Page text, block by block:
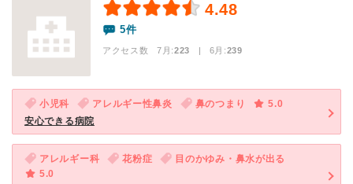
4.48
5件
アクセス数 7月:223 | 6月:239
小児科 アレルギー性鼻炎 鼻のつまり
5.0
安心できる病院
アレルギー科 花粉症
目のかゆみ・鼻水が出る
5.0